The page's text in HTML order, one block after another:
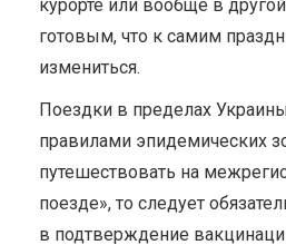
курорте или вообще в
готовым, что к самим
измениться.
Поездки в пределах
правилами эпидемических
путешествовать на
поезде», то следует
в подтверждение